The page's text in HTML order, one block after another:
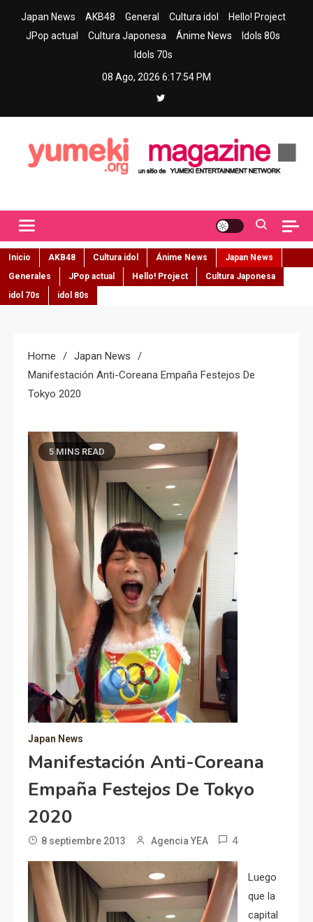
Japan News AKB48 General Cultura idol
Hello! Project
JPop actual
Cultura Japonesa Ánime News
Idols 80s
Idols 70s
08 Ago, 2026 6:17:55 PM
Inicio AKB48 Cultura idol Ánime News
Japan News
Generales
JPop actual Hello! Project
Cultura Japonesa
idol 70s
idol 80s
Home
Japan News
Manifestación Anti-Coreana Empaña Festejos De
Tokyo 2020
5 MINS READ
Japan News
Manifestación Anti-Coreana
Empaña Festejos De Tokyo
2020
8 septiembre 2013 Agencia YEA 4
Luego
que la
capital